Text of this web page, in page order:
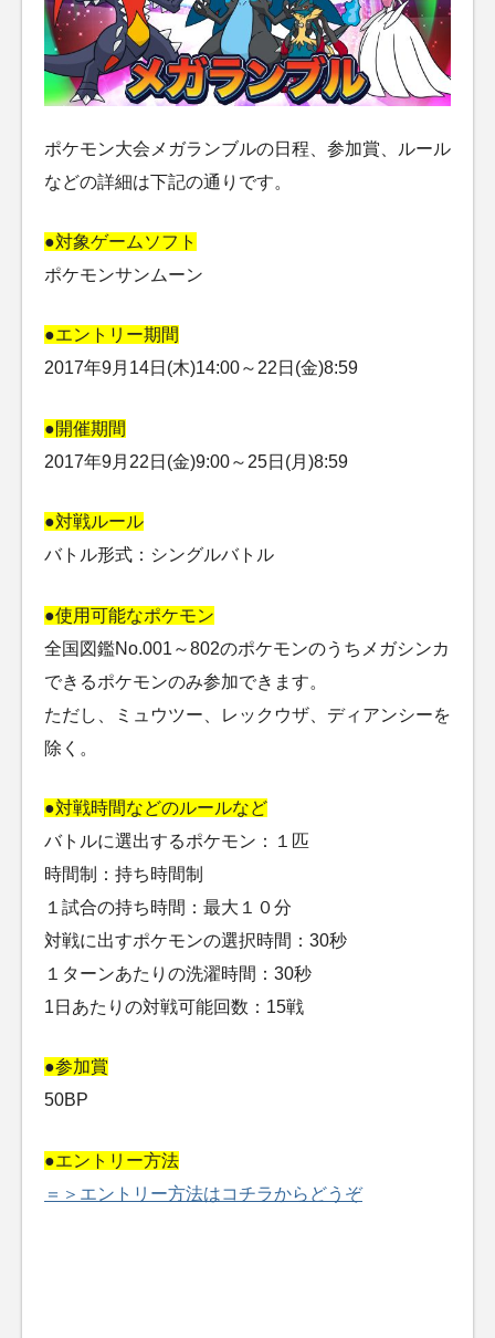
ポケモン大会メガランブルの日程、参加賞、ルール
などの詳細は下記の通りです。
●対象ゲームソフト
ポケモンサンムーン
●エントリー期間
2017年9月14日(木)14:00～22日(金)8:59
●開催期間
2017年9月22日(金)9:00～25日(月)8:59
●対戦ルール
バトル形式：シングルバトル
●使用可能なポケモン
全国図鑑No.001～802のポケモンのうちメガシンカ
できるポケモンのみ参加できます。
ただし、ミュウツー、レックウザ、ディアンシーを
除く。
●対戦時間などのルールなど
バトルに選出するポケモン：１匹
時間制：持ち時間制
１試合の持ち時間：最大１０分
対戦に出すポケモンの選択時間：30秒
１ターンあたりの洗濯時間：30秒
1日あたりの対戦可能回数：15戦
●参加賞
50BP
●エントリー方法
＝＞エントリー方法はコチラからどうぞ